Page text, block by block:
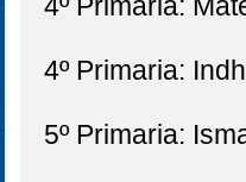
4º Primaria:
5º Primaria: